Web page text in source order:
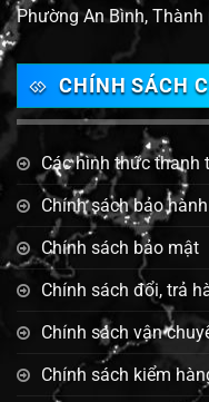
Phường An Bình,
CHÍNH SÁCH
Các hình thức thanh
Chính sách bảo hành
Chính sách bảo mật
Chính sách đổi, trả
Chính sách vận
Chính sách kiểm